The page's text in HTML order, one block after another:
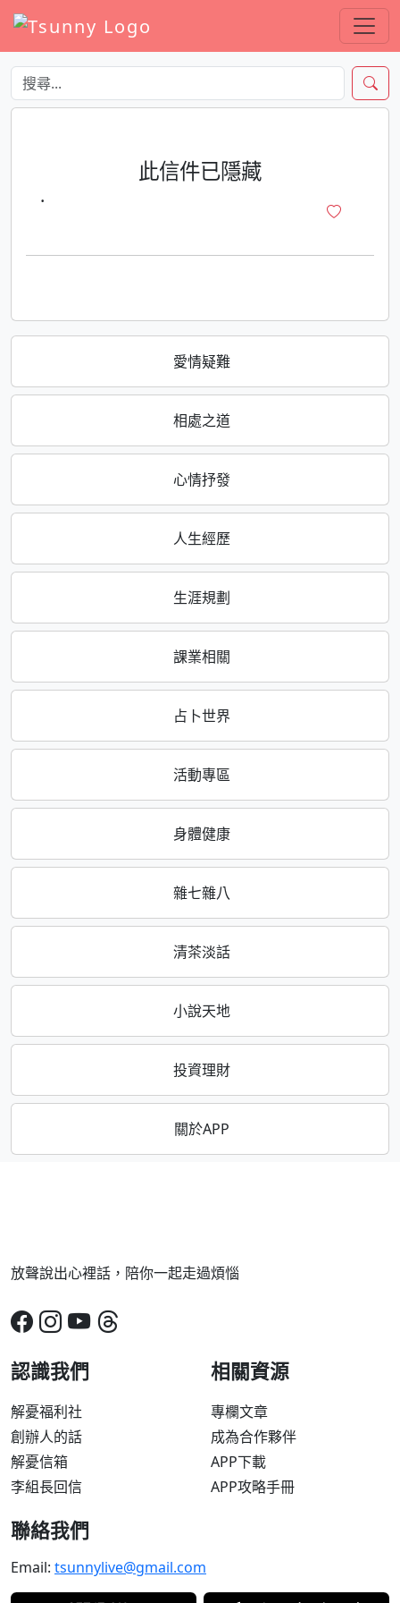
愛情疑難
相處之道
心情抒發
人生經歷
生涯規劃
課業相關
占卜世界
活動專區
身體健康
雜七雜八
清茶淡話
小說天地
投資理財
關於APP
此信件已隱藏
·
放聲說出心裡話，陪你一起走過煩惱
認識我們
解憂福利社
創辦人的話
解憂信箱
李組長回信
相關資源
專欄文章
成為合作夥伴
APP下載
APP攻略手冊
聯絡我們
Email: tsunnylive@gmail.com